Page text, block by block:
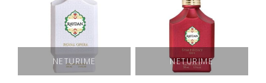
NETURIME NETURIME